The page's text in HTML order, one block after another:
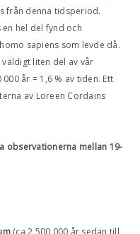
från denna tidsperiod.
hel del fynd och
sapiens som levde då.
liten del av vår
år = 1,6 % av tiden. Ett
av Loreen Cordains
observationerna mellan 19-